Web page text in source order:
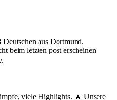
aus Dortmund.
beim letzten post erscheinen